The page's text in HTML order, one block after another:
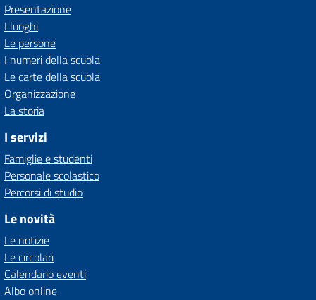
Presentazione
I luoghi
Le persone
I numeri della scuola
Le carte della scuola
Organizzazione
La storia
I servizi
Famiglie e studenti
Personale scolastico
Percorsi di studio
Le novità
Le notizie
Le circolari
Calendario eventi
Albo online